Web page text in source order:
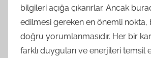
bilgileri açığa çıkarırlar. Ancak
edilmesi gereken en önemli
doğru yorumlanmasıdır. Her bir
farklı duyguları ve enerjileri temsil